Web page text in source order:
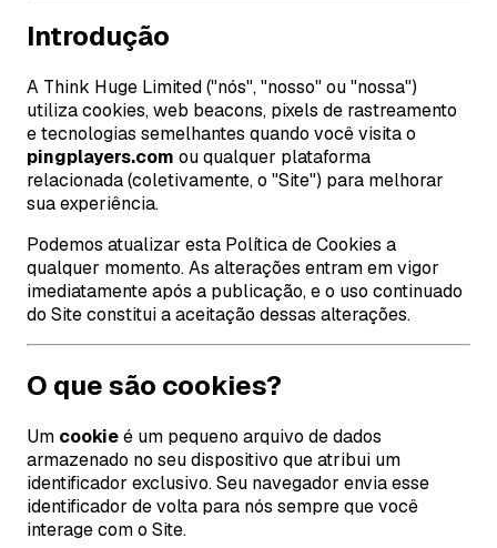
Introdução
A Think Huge Limited ("nós", "nosso" ou "nossa")
utiliza cookies, web beacons, pixels de rastreamento
e tecnologias semelhantes quando você visita o
pingplayers.com ou qualquer plataforma
relacionada (coletivamente, o "Site") para melhorar
sua experiência.
Podemos atualizar esta Política de Cookies a
qualquer momento. As alterações entram em vigor
imediatamente após a publicação, e o uso continuado
do Site constitui a aceitação dessas alterações.
O que são cookies?
Um cookieé um pequeno arquivo de dados
armazenado no seu dispositivo que atribui um
identificador exclusivo. Seu navegador envia esse
identificador de volta para nós sempre que você
interage com o Site.